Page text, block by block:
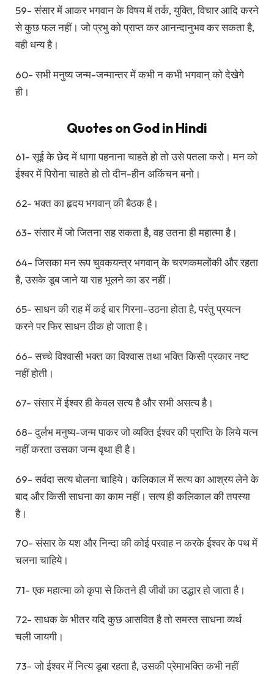
59- संसार में आकर भगवान के विषय में तर्क, युक्ति, विचार आदि करने
से कुछ फल नहीं। जो प्रभु को प्राप्त कर आनन्दानुभव कर सकता है,
वही धन्य है।
60- सभी मनुष्य जन्म-जन्मान्तर में कभी न कभी भगवान् को देखेगे
ही।
Quotes on God in Hindi
61- सूई के छेद में धागा पहनाना चाहते हो तो उसे पतला करो। मन को
ईश्वर में पिरोना चाहते हो तो दीन-हीन अकिंचन बनो।
62- भक्त का हृदय भगवान् की बैठक है।
63- संसार में जो जितना सह सकता है, वह उतना ही महात्मा है।
64- जिसका मन रूप चुवकयन्त्र भगवान् के चरणकमलोंकी और रहता
है, उसके डूब जाने या राह भूलने का डर नहीं।
65- साधन की राह में कई बार गिरना-उठना होता है, परंतु प्रयत्न
करने पर फिर साधन ठीक हो जाता है।
66- सच्चे विश्वासी भक्त का विश्वास तथा भक्ति किसी प्रकार नष्ट
नहीं होती।
67- संसार में ईश्वर ही केवल सत्य है और सभी असत्य है।
68- दुर्लभ मनुष्य-जन्म पाकर जो व्यक्ति ईश्वर की प्राप्ति के लिये यत्न
नहीं करता उसका जन्म वृथा ही है।
69- सर्वदा सत्य बोलना चाहिये। कलिकाल में सत्य का आश्रय लेने के
बाद और किसी साधना का काम नहीं। सत्य ही कलिकाल की तपस्या
है।
70- संसार के यश और निन्दा की कोई परवाह न करके ईश्वर के पथ में
चलना चाहिये।
71- एक महात्मा को कृपा से कितने ही जीवों का उद्धार हो जाता है।
72- साधक के भीतर यदि कुछ आसवित है तो समस्त साधना व्यर्थ
चली जायगी।
73- जो ईश्वर में नित्य डूबा रहता है, उसकी प्रेमाभक्ति कभी नहीं